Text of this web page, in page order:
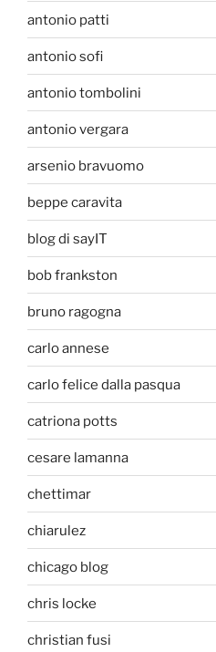
antonio patti
antonio sofi
antonio tombolini
antonio vergara
arsenio bravuomo
beppe caravita
blog di sayIT
bob frankston
bruno ragogna
carlo annese
carlo felice dalla pasqua
catriona potts
cesare lamanna
chettimar
chiarulez
chicago blog
chris locke
christian fusi